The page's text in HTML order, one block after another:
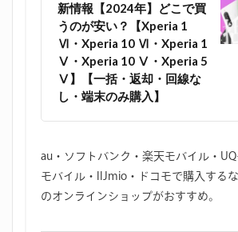
新情報【2024年】どこで買
うのが安い？【Xperia 1
Ⅵ・Xperia 10 Ⅵ・Xperia 1
Ⅴ・Xperia 10 Ⅴ・Xperia 5
Ⅴ】【一括・返却・回線な
し・端末のみ購入】
au・ソフトバンク・楽天モバイル・
モバイル・IIJmio・ドコモで購入する
のオンラインショップがおすすめ。